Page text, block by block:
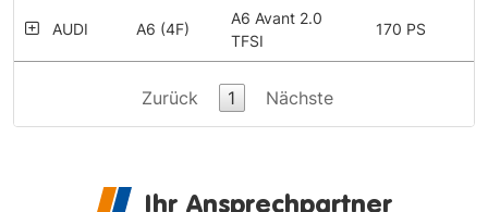
AUDI A6 (4F)
A6 Avant 2.0
TFSI
170 PS
Zurück 1 Nächste
Ihr Ansprechpartner